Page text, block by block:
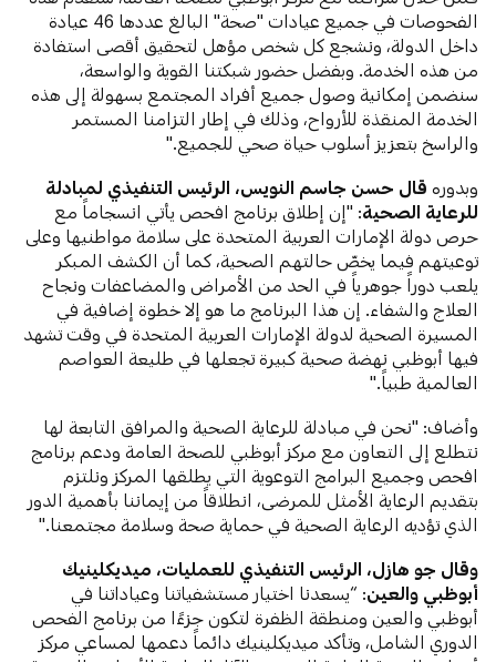
الفحوصات في جميع عيادات "صحة" البالغ عددها 46 عيادة
داخل الدولة، ونشجع كل شخص مؤهل لتحقيق أقصى استفادة
من هذه الخدمة. وبفضل حضور شبكتنا القوية والواسعة،
سنضمن إمكانية وصول جميع أفراد المجتمع بسهولة إلى هذه
الخدمة المنقذة للأرواح، وذلك في إطار التزامنا المستمر
والراسخ بتعزيز أسلوب حياة صحي للجميع."
وبدورهقال حسن جاسم النويس، الرئيس التنفيذي لمبادلة
للرعاية الصحية: "إن إطلاق برنامج افحص يأتي انسجاماً مع
حرص دولة الإمارات العربية المتحدة على سلامة مواطنيها وعلى
توعيتهم فيما يخصّ حالتهم الصحية، كما أن الكشف المبكر
يلعب دوراً جوهرياً في الحد من الأمراض والمضاعفات ونجاح
العلاج والشفاء. إن هذا البرنامج ما هو إلا خطوة إضافية في
المسيرة الصحية لدولة الإمارات العربية المتحدة في وقت تشهد
فيها أبوظبي نهضة صحية كبيرة تجعلها في طليعة العواصم
العالمية طبياً."
وأضاف: "نحن في مبادلة للرعاية الصحية والمرافق التابعة لها
نتطلع إلى التعاون مع مركز أبوظبي للصحة العامة ودعم برنامج
افحص وجميع البرامج التوعوية التي يطلقها المركز ونلتزم
بتقديم الرعاية الأمثل للمرضى، انطلاقاً من إيماننا بأهمية الدور
الذي تؤديه الرعاية الصحية في حماية صحة وسلامة مجتمعنا."
وقال جو هازل، الرئيس التنفيذي للعمليات، ميديكلينيك
أبوظبي والعين: “يسعدنا اختيار مستشفياتنا وعياداتنا في
أبوظبي والعين ومنطقة الظفرة لتكون جزءًا من برنامج الفحص
الدوري الشامل، وتأكد ميديكلينيك دائماً دعمها لمساعي مركز